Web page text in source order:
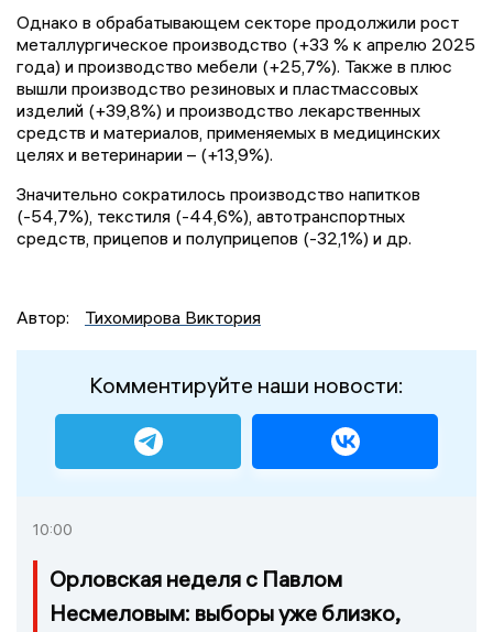
Однако в обрабатывающем секторе продолжили рост
металлургическое производство (+33 % к апрелю 2025
года) и производство мебели (+25,7%). Также в плюс
вышли производство резиновых и пластмассовых
изделий (+39,8%) и производство лекарственных
средств и материалов, применяемых в медицинских
целях и ветеринарии – (+13,9%).
Значительно сократилось производство напитков
(-54,7%), текстиля (-44,6%), автотранспортных
средств, прицепов и полуприцепов (-32,1%) и др.
Автор: Тихомирова Виктория
Комментируйте наши новости:
10:00
Орловская неделя с Павлом
Несмеловым: выборы уже близко,